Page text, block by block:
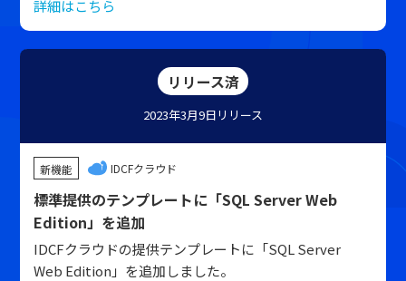
詳細はこちら
リリース済
2023年3月9日リリース
新機能 IDCFクラウド
標準提供のテンプレートに「SQL Server Web
Edition」を追加
IDCFクラウドの提供テンプレートに「SQL Server
Web Edition」を追加しました。